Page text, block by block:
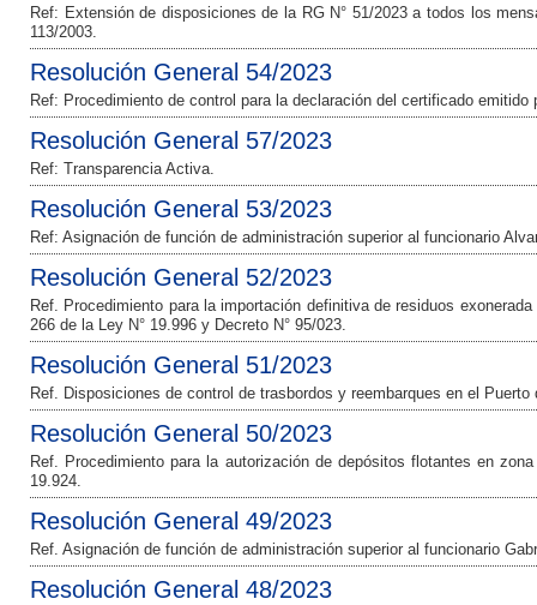
Ref: Extensión de disposiciones de la RG N° 51/2023 a todos los
113/2003.
Resolución General 54/2023
Ref: Procedimiento de control para la declaración del certificado
Resolución General 57/2023
Ref: Transparencia Activa.
Resolución General 53/2023
Ref: Asignación de función de administración superior al funcionario
Resolución General 52/2023
Ref. Procedimiento para la importación definitiva de residuos
266 de la Ley N° 19.996 y Decreto N° 95/023.
Resolución General 51/2023
Ref. Disposiciones de control de trasbordos y reembarques en el Puerto
Resolución General 50/2023
Ref. Procedimiento para la autorización de depósitos flotantes en
19.924.
Resolución General 49/2023
Ref. Asignación de función de administración superior al funcionario
Resolución General 48/2023